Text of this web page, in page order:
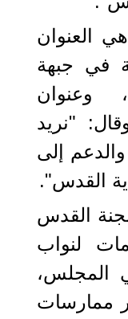
العنوان
في جبهة
وعنوان
"نريد
والدعم إلى
القدس".
القدس
لنواب
المجلس،
ممارسات